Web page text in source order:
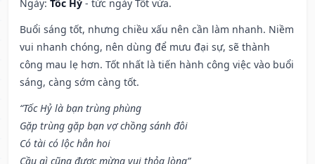
Ngày: Tốc Hỷ - tức ngày Tốt vừa.
Buổi sáng tốt, nhưng chiều xấu nên cần làm nhanh. Niềm
vui nhanh chóng, nên dùng để mưu đại sự, sẽ thành
công mau lẹ hơn. Tốt nhất là tiến hành công việc vào buổi
sáng, càng sớm càng tốt.
“Tốc Hỷ là bạn trùng phùng
Gặp trùng gặp bạn vợ chồng sánh đôi
Có tài có lộc hẳn hoi
Cầu gì cũng được mừng vui thỏa lòng”